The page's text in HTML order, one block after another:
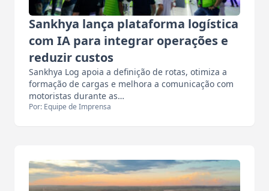
Sankhya lança plataforma logística
com IA para integrar operações e
reduzir custos
Sankhya Log apoia a definição de rotas, otimiza a
formação de cargas e melhora a comunicação com
motoristas durante as…
Por: Equipe de Imprensa